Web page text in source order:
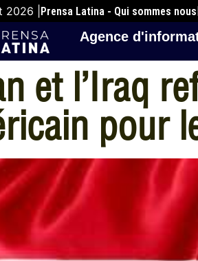
| Prensa Latina - Qui sommes nous
Agence
et l’Iraq
pour